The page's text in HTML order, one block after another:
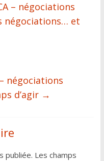
– négociations
négociations… et
négociations
d’agir →
publiée. Les champs